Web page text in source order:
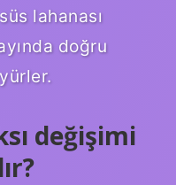
lahanası
doğru
değişimi